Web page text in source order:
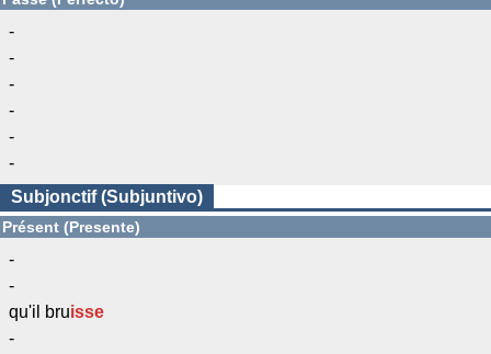
-
-
-
-
-
-
Subjonctif (Subjuntivo)
Présent (Presente)
-
-
qu'il bruisse
-